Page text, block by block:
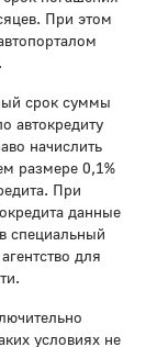
При этом
срок суммы
автокредиту
начислить
размере 0,1%
При
данные
специальный
для
условиях не